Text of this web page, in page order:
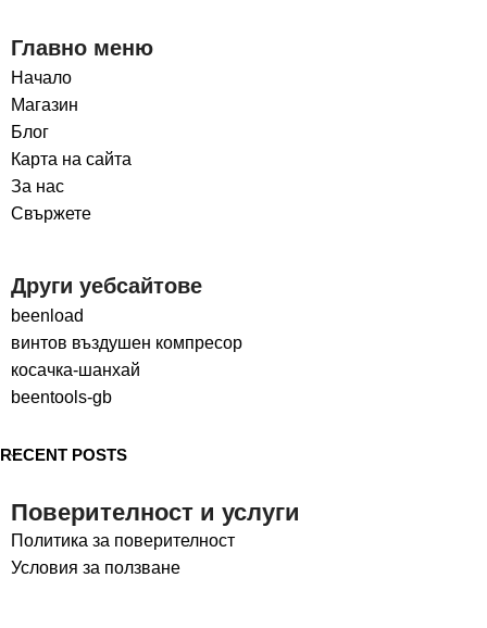
Главно меню
Начало
Магазин
Блог
Карта на сайта
За нас
Свържете
Други уебсайтове
beenload
винтов въздушен компресор
косачка-шанхай
beentools-gb
RECENT POSTS
Поверителност и услуги
Политика за поверителност
Условия за ползване